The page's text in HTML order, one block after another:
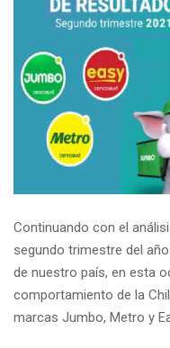
Continuando con el
segundo trimestre del
de nuestro país, en esta
comportamiento de la
marcas Jumbo, Metro y